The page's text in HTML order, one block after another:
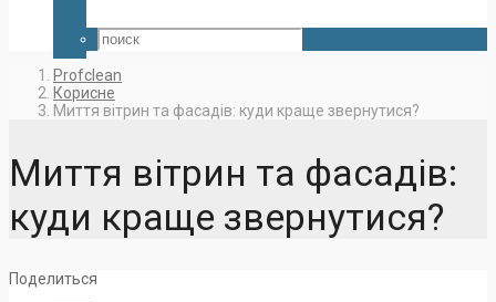
Profclean
Корисне
Миття вітрин та фасадів: куди краще звернутися?
Миття вітрин та фасадів:
куди краще звернутися?
Поделиться